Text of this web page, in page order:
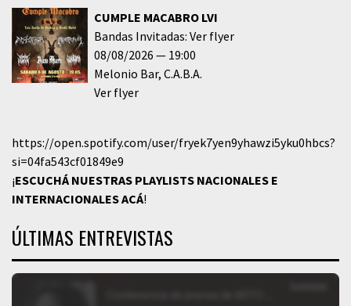
CUMPLE MACABRO LVI
Bandas Invitadas: Ver flyer
08/08/2026
19:00
Melonio Bar C.A.B.A.
Ver flyer
https://open.spotify.com/user/fryek7yen9yhawzi5yku0hbcs?
si=04fa543cf01849e9
¡ESCUCHÁ NUESTRAS PLAYLISTS NACIONALES E
INTERNACIONALESACÁ!
ÚLTIMAS ENTREVISTAS